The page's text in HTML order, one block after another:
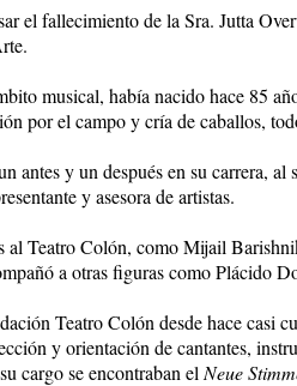
el fallecimiento de la Sra. Jutta
musical, había nacido hace 85
por el campo y cría de caballos,
antes y un después en su carrera,
y asesora de artistas.
al Teatro Colón, como Mijail
a otras figuras como
Teatro Colón desde hace casi
y orientación de cantantes,
cargo se encontraban el Neue